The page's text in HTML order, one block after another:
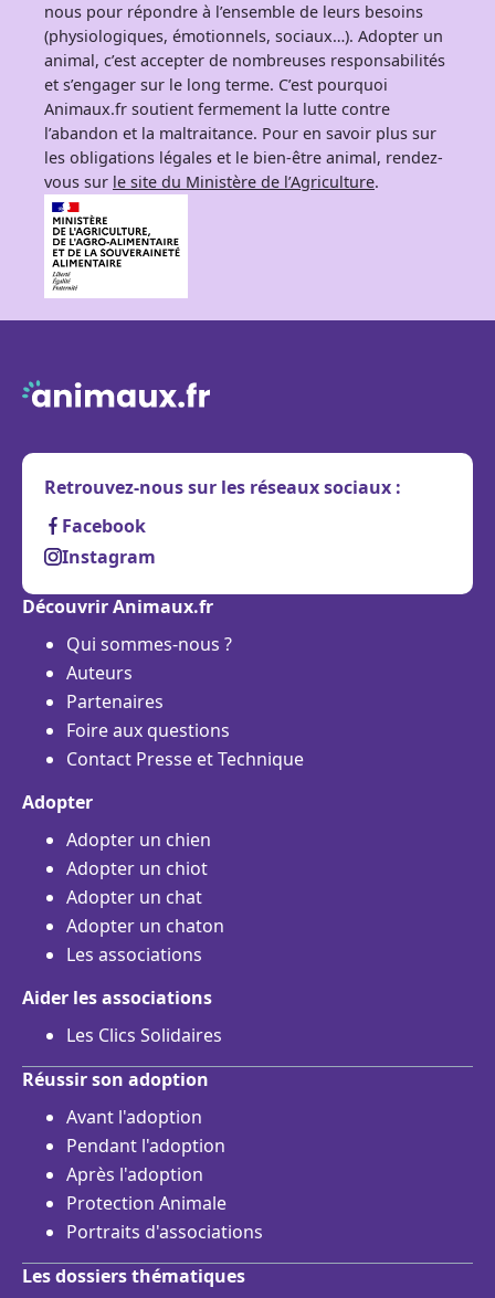
nous pour répondre à l’ensemble de leurs besoins
(physiologiques, émotionnels, sociaux…). Adopter un
animal, c’est accepter de nombreuses responsabilités
et s’engager sur le long terme. C’est pourquoi
Animaux.fr soutient fermement la lutte contre
l’abandon et la maltraitance. Pour en savoir plus sur
les obligations légales et le bien-être animal, rendez-
vous sur le site du Ministère de l’Agriculture.
Retrouvez-nous sur les réseaux sociaux :
Facebook
Instagram
Découvrir Animaux.fr
Qui sommes-nous ?
Auteurs
Partenaires
Foire aux questions
Contact Presse et Technique
Adopter
Adopter un chien
Adopter un chiot
Adopter un chat
Adopter un chaton
Les associations
Aider les associations
Les Clics Solidaires
Réussir son adoption
Avant l'adoption
Pendant l'adoption
Après l'adoption
Protection Animale
Portraits d'associations
Les dossiers thématiques